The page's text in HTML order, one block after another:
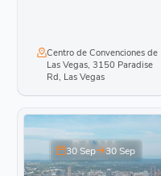
Centro de Convenciones de
Las Vegas, 3150 Paradise
Rd, Las Vegas
30 Sep 30 Sep